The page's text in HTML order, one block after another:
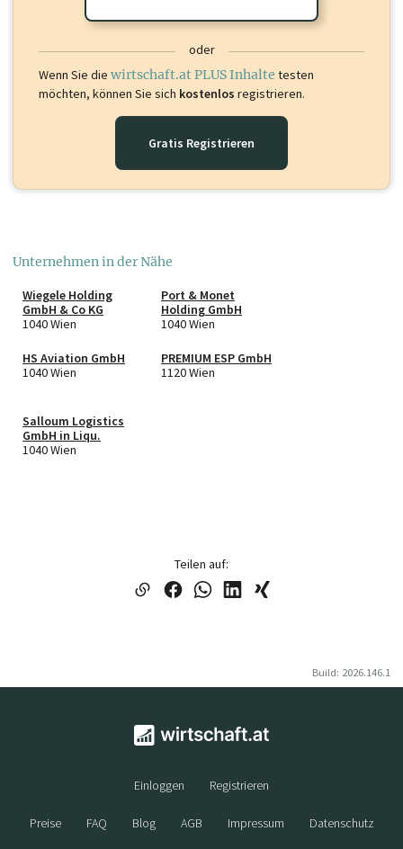
oder
Wenn Sie die wirtschaft.at PLUS Inhalte testen
möchten, können Sie sich kostenlos registrieren.
Gratis Registrieren
Unternehmen in der Nähe
Wiegele Holding
GmbH & Co KG
1040 Wien
Port & Monet
Holding GmbH
1040 Wien
HS Aviation GmbH
1040 Wien
PREMIUM ESP GmbH
1120 Wien
Salloum Logistics
GmbH in Liqu.
1040 Wien
Teilen auf:
Build: 2026.146.1
Einloggen Registrieren
Preise FAQ Blog AGB Impressum
Datenschutz